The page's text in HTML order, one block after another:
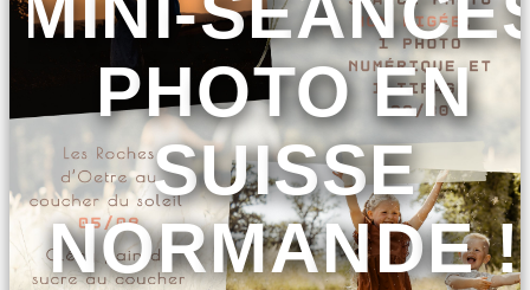
PHOTO EN
SUISSE
NORMANDE !